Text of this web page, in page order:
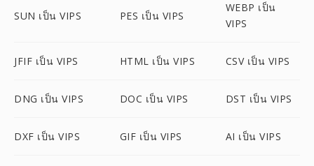
SUN เป็น VIPS PES เป็น VIPS
WEBP เป็น
VIPS
JFIF เป็น VIPS HTML เป็น VIPS CSV เป็น VIPS
DNG เป็น VIPS DOC เป็น VIPS DST เป็น VIPS
DXF เป็น VIPS GIF เป็น VIPS AI เป็น VIPS